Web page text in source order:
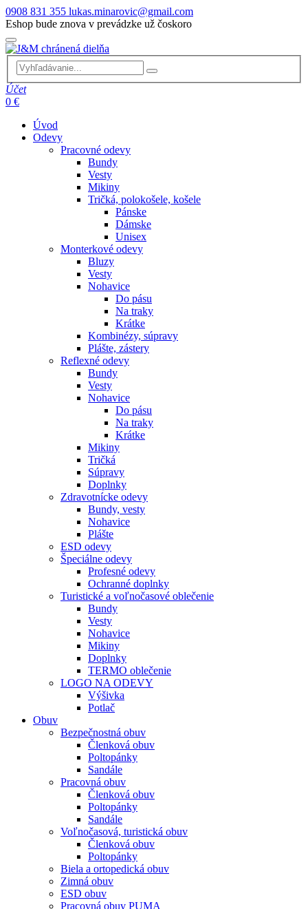
0908 831 355 lukas.minarovic@gmail.com
Eshop bude znova v prevádzke už čoskoro
Účet
0 €
Úvod
Odevy
Pracovné odevy
Bundy
Vesty
Mikiny
Tričká, polokošele, košele
Pánske
Dámske
Unisex
Monterkové odevy
Bluzy
Vesty
Nohavice
Do pásu
Na traky
Krátke
Kombinézy, súpravy
Plášte, zástery
Reflexné odevy
Bundy
Vesty
Nohavice
Do pásu
Na traky
Krátke
Mikiny
Tričká
Súpravy
Doplnky
Zdravotnícke odevy
Bundy, vesty
Nohavice
Plášte
ESD odevy
Špeciálne odevy
Profesné odevy
Ochranné doplnky
Turistické a voľnočasové oblečenie
Bundy
Vesty
Nohavice
Mikiny
Doplnky
TERMO oblečenie
LOGO NA ODEVY
Výšivka
Potlač
Obuv
Bezpečnostná obuv
Členková obuv
Poltopánky
Sandále
Pracovná obuv
Členková obuv
Poltopánky
Sandále
Voľnočasová, turistická obuv
Členková obuv
Poltopánky
Biela a ortopedická obuv
Zimná obuv
ESD obuv
Pracovná obuv PUMA